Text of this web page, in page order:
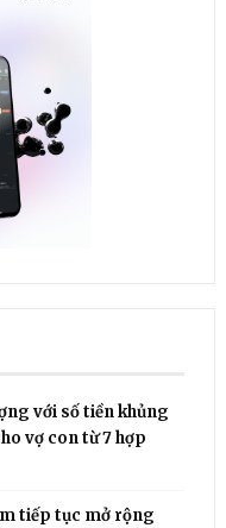
với số tiền khủng
vợ con từ 7 hợp
tiếp tục mở rộng